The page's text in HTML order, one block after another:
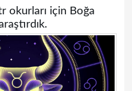
okurları için Boğa